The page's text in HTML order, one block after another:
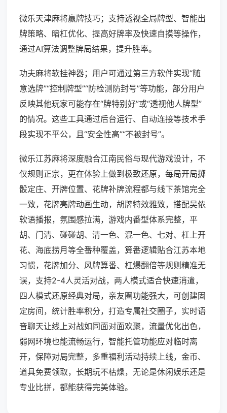
微乐天津麻将赢牌技巧；支持透视全局牌型、智能出
牌策略、暗杠优化、提高好牌率及快速自摸等操作，
通过AI算法调整牌局结果，提升胜率。
功夫麻将软挂神器；用户可通过第三方软件实现“随
意选牌”“控制牌型”“防检测防封号”等功能，部分用户
反映其他玩家可能存在“牌特别好”或“透视他人牌型”
的情况。这些工具通过后台运行、自动连接等技术手
段实现不平公，且“安全性高”“不被封号”。
微乐江苏麻将深度融合江南民俗与现代游戏设计，不
仅规则正宗，更在体验上做到极致还原，每局开局掷
骰定庄、开牌位置、花牌补牌流程都与线下茶馆完全
一致，花牌亮牌动画生动，胡牌特效雅致，搭配吴侬
软语播报，氛围感拉满，游戏内番型体系完整，平
胡、门清、碰碰胡、清一色、混一色、七对、杠上开
花、海底捞月等全番种覆盖，算番逻辑贴合江苏本地
习惯，花牌加分、风牌算番、杠爆翻倍等规则精准无
误，支持2-4人灵活对战，两人模式适合快速消遣，
四人模式还原经典对局，亲友圈功能强大，可创建固
定房间，统计胜率积分，打造专属社交圈子，实时语
音聊天让线上对战如同面对面欢聚，流量优化出色，
弱网环境也能流畅运行，智能托管功能应对临时离
开，保障对局完整，多重福利活动持续上线，金币、
道具免费领取，长期玩不枯燥，无论是休闲娱乐还是
专业比拼，都能获得完美体验。